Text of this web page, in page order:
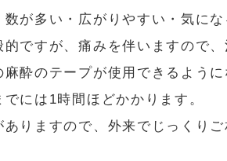
が多い・広がりやすい・気にな
ですが、痛みを伴いますので
酔のテープが使用できるよう
には1時間ほどかかります。
りますので、外来でじっくり